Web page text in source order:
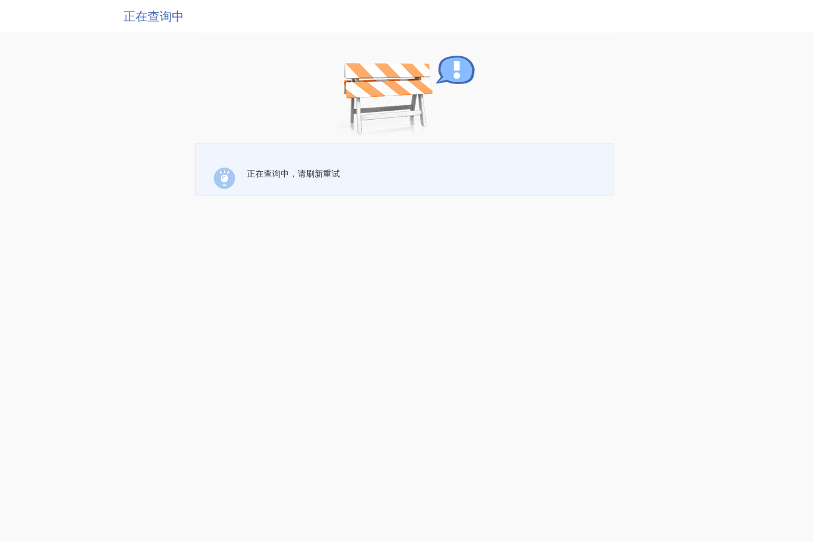
正在查询中
正在查询中，请刷新重试